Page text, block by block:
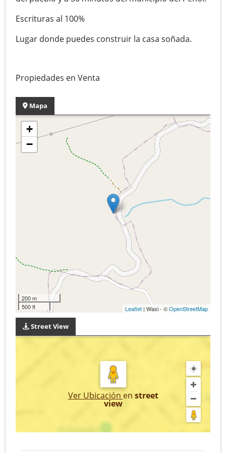
Escrituras al 100%
Lugar donde puedes construir la casa soñada.
Propiedades en Venta
Mapa
+
−
200 m
500 ft
Leaflet | Wasi - ©OpenStreetMap
Street View
Ver Ubicación en street
view